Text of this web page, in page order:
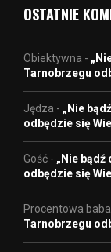
OSTATNIE
Obiektywna -
Tarnobrzegu
Jędza - „Nie
odbędzie się
Gość - „Nie bądź
odbędzie się
Procentowa baba
Tarnobrzegu